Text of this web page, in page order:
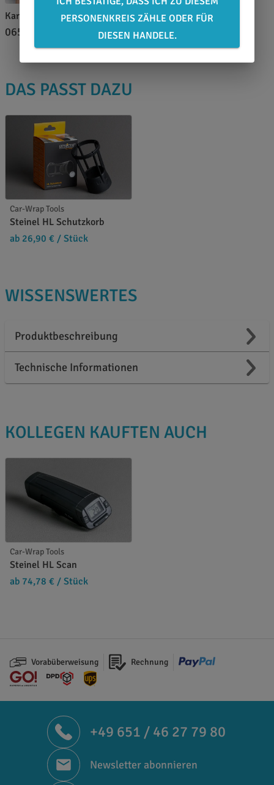
Karl Lieberz
0651 46 27 79 80
DAS PASST DAZU
Car-Wrap Tools
Steinel HL Schutzkorb
ab 26,90 € / Stück
WISSENSWERTES
Produktbeschreibung
Technische Informationen
KOLLEGEN KAUFTEN AUCH
Car-Wrap Tools
Steinel HL Scan
ab 74,78 € / Stück
Vorabüberweisung Rechnung
+49 651 / 46 27 79 80
Newsletter abonnieren
PERSONENKREIS ZÄHLE ODER FÜR
DIESEN HANDELE.